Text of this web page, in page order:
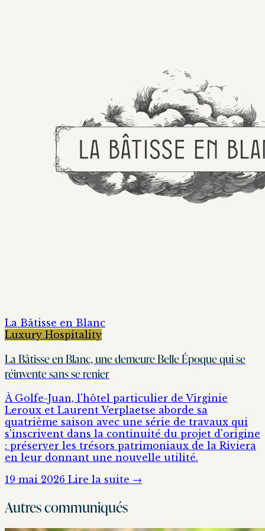
La Bâtisse en Blanc
Luxury Hospitality
La Bâtisse en Blanc, une demeure Belle Époque qui se
réinvente sans se renier
À Golfe-Juan, l'hôtel particulier de Virginie
Leroux et Laurent Verplaetse aborde sa
quatrième saison avec une série de travaux qui
s'inscrivent dans la continuité du projet d'origine
: préserver les trésors patrimoniaux de la Riviera
en leur donnant une nouvelle utilité.
19 mai 2026 Lire la suite →
Autres communiqués